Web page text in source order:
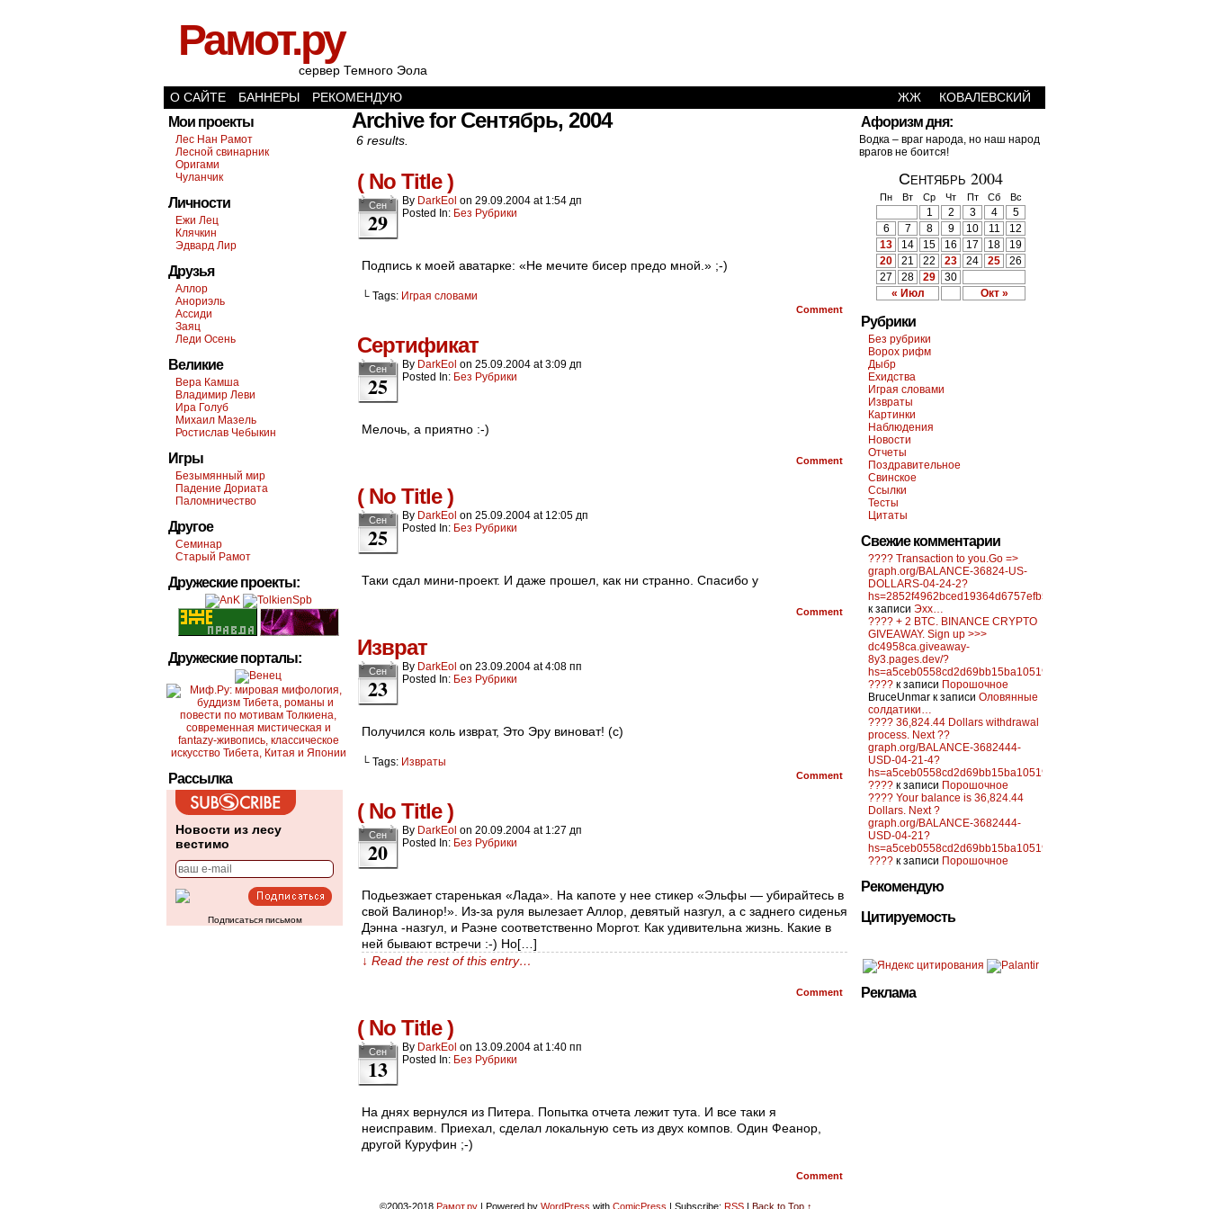
Рамот.ру
сервер Темного Эола
О САЙТЕ
БАННЕРЫ РЕКОМЕНДУЮ ЖЖ КОВАЛЕВСКИЙ
Мои проекты
Лес Нан Рамот
Лесной свинарник
Оригами
Чуланчик
Личности
Ежи Лец
Клячкин
Эдвард Лир
Друзья
Аллор
Анориэль
Ассиди
Заяц
Леди Осень
Великие
Вера Камша
Владимир Леви
Ира Голуб
Михаил Мазель
Ростислав Чебыкин
Игры
Безымянный мир
Падение Дориата
Паломничество
Другое
Семинар
Старый Рамот
Дружеские проекты:
Дружеские порталы:
Рассылка
Новости из лесу
вестимо
Подписаться письмом
Archive for Сентябрь, 2004
6 results.
( No Title )
Сен
29
By DarkEol on 29.09.2004 at 1:54 дп
Posted In: Без Рубрики
Подпись к моей аватарке: «Не мечите бисер предо мной.» ;-)
└ Tags: Играя словами
Comment
Сертификат
Сен
25
By DarkEol on 25.09.2004 at3:09 дп
Posted In: Без Рубрики
Мелочь, а приятно :-)
Comment
( No Title )
Сен
25
By DarkEol on 25.09.2004 at 12:05 дп
Posted In: Без Рубрики
Таки сдал мини-проект. И даже прошел, как ни странно. Спасибо у
Comment
Изврат
Сен
23
By DarkEol on 23.09.2004 at4:08 пп
Posted In: Без Рубрики
Получился коль изврат, Это Эру виноват! (с)
└ Tags: Извраты
Comment
( No Title )
Сен
20
By DarkEol on 20.09.2004 at 1:27 дп
Posted In: Без Рубрики
Подьезжает старенькая «Лада». На капоте у нее стикер «Эльфы — убирайтесь в
свой Валинор!». Из-за руля вылезает Аллор, девятый назгул, а с заднего сиденья
Дэнна -назгул, и Раэне соответственно Моргот. Как удивительна жизнь. Какие в
ней бывают встречи :-) Но[…]
↓ Read the rest of this entry…
Comment
( No Title )
Сен
13
By DarkEol on 13.09.2004 at 1:40 пп
Posted In: Без Рубрики
На днях вернулся из Питера. Попытка отчета лежит тута. И все таки я
неисправим. Приехал, сделал локальную сеть из двух компов. Один Феанор,
другой Куруфин ;-)
Comment
Афоризм дня:
Водка – враг народа, но наш народ
врагов не боится!
Сентябрь 2004
Пн Вт Ср Чт Пт Сб Вс
« Июл Окт »
1 2 3 4
5
6
7 8 9 10 11
12
13
14 15 16 17 18
19
20
21 22 23 24 25
26
27
28 29 30
Рубрики
Без рубрики
Ворох рифм
Дыбр
Ехидства
Играя словами
Извраты
Картинки
Наблюдения
Новости
Отчеты
Поздравительное
Свинское
Ссылки
Тесты
Цитаты
Свежие комментарии
???? Transaction to you.Go =>
graph.org/BALANCE-36824-US-
DOLLARS-04-24-2?
hs=2852f4962bced19364d6757efb5f6a84&
к записи Эхх…
???? + 2 BTC. BINANCE CRYPTO
GIVEAWAY. Sign up >>>
dc4958ca.giveaway-
8y3.pages.dev/?
hs=a5ceb0558cd2d69bb15ba10519f0d6c2&
???? к записи Порошочное
BruceUnmar к записи Оловянные
солдатики…
???? 36,824.44 Dollars withdrawal
process. Next ??
graph.org/BALANCE-3682444-
USD-04-21-4?
hs=a5ceb0558cd2d69bb15ba10519f0d6c2&
???? к записи Порошочное
???? Your balance is 36,824.44
Dollars. Next ?
graph.org/BALANCE-3682444-
USD-04-21?
hs=a5ceb0558cd2d69bb15ba10519f0d6c2&
???? к записи Порошочное
Рекомендую
Цитируемость
Реклама
©2003-2018 Рамот.ру | Powered by WordPress with ComicPress | Subscribe: RSS | Back to Top ↑